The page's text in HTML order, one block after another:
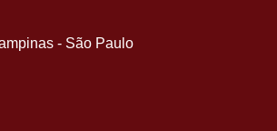
- São Paulo